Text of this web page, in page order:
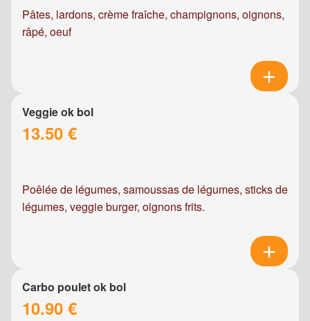
Pâtes, lardons, crème fraîche, champignons, oignons,
râpé, oeuf
Veggie ok bol
13.50 €
Poêlée de légumes, samoussas de légumes, sticks de
légumes, veggie burger, oignons frits.
Carbo poulet ok bol
10.90 €